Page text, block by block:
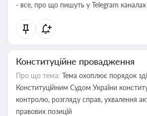
- все, про що пишуть у Telegram каналах
Конституційне провадження
Про що тема: Тема охоплює порядок
Конституційним Судом України
контролю, розгляду справ, ухвалення
правових позицій